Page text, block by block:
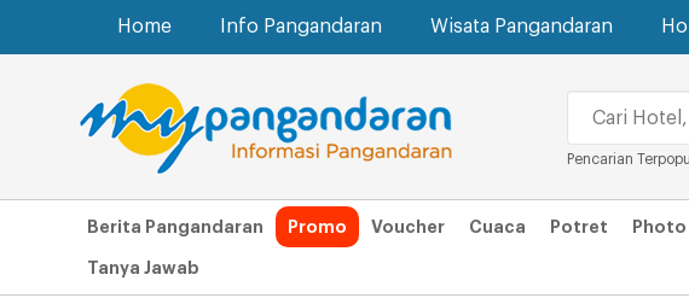
Home Info Pangandaran Wisata Pangandaran
Pencarian
Berita Pangandaran Promo Voucher Cuaca Potret
Tanya Jawab